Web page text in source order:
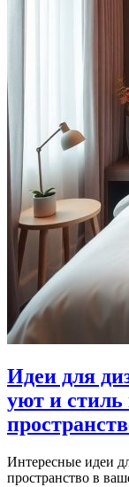
Идеи для
уют и стиль
Интересные идеи
пространство в